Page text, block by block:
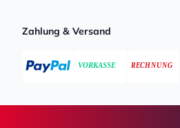
Zahlung & Versand